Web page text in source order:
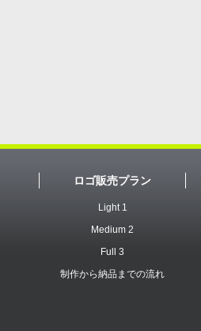
ロゴ販売プラン
Light 1
Medium 2
Full 3
制作から納品までの流れ